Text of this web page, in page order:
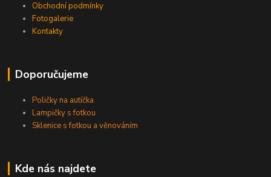
Obchodní podmínky
Fotogalerie
Kontakty
Doporučujeme
Poličky na autíčka
Lampičky s fotkou
Sklenice s fotkou a věnováním
Kde nás najdete